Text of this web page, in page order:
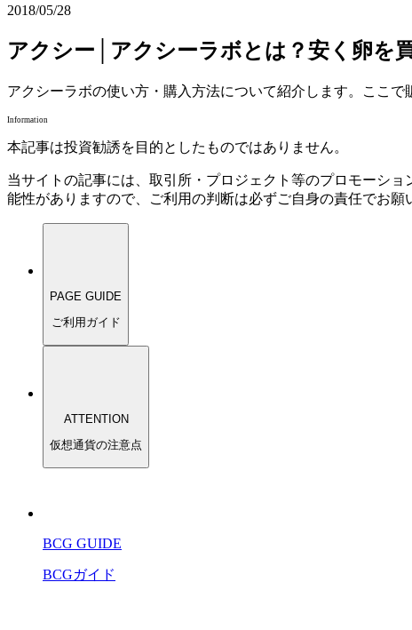
2018/05/28
アクシー│アクシーラボとは？安く卵を
アクシーラボの使い方・購入方法について紹介します。ここ
Information
本記事は投資勧誘を目的としたものではありません。
当サイトの記事には、取引所・プロジェクト等のプロモーシ
能性がありますので、ご利用の判断は必ずご自身の責任でお願
PAGE GUIDE
ご利用ガイド
ATTENTION
仮想通貨の注意点
BCG GUIDE
BCGガイド